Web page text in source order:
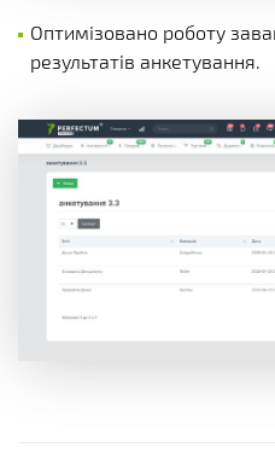
Оптимізовано роботу
результатів анкетування.